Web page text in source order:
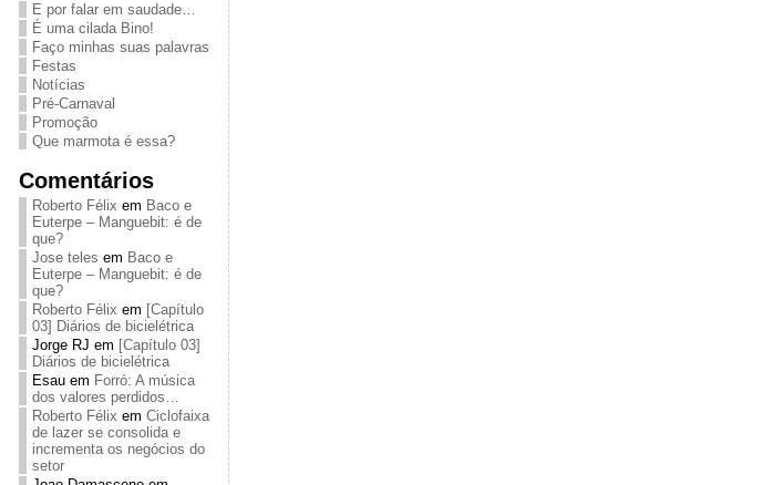
E por falar em saudade…
É uma cilada Bino!
Faço minhas suas palavras
Festas
Notícias
Pré-Carnaval
Promoção
Que marmota é essa?
Comentários
Roberto Félix em Baco e
Euterpe – Manguebit: é de
que?
Jose teles em Baco e
Euterpe – Manguebit: é de
que?
Roberto Félix em [Capítulo
03] Diários de bicielétrica
Jorge RJ em [Capítulo 03]
Diários de bicielétrica
Esauem Forró: A música
dos valores perdidos…
Roberto Félix em Ciclofaixa
de lazer se consolida e
incrementa os negócios do
setor